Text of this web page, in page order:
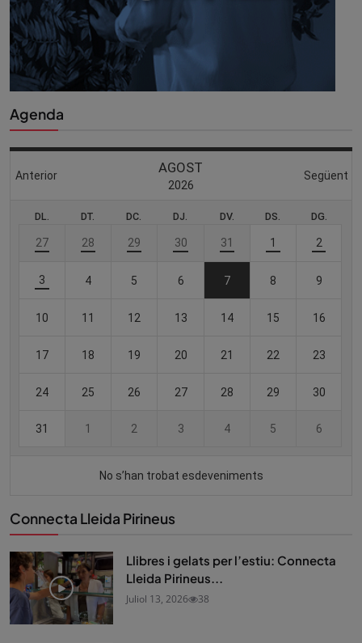
Agenda
Connecta Lleida Pirineus
Llibres i gelats per l’estiu: Connecta
Lleida Pirineus...
Juliol 13, 2026 38